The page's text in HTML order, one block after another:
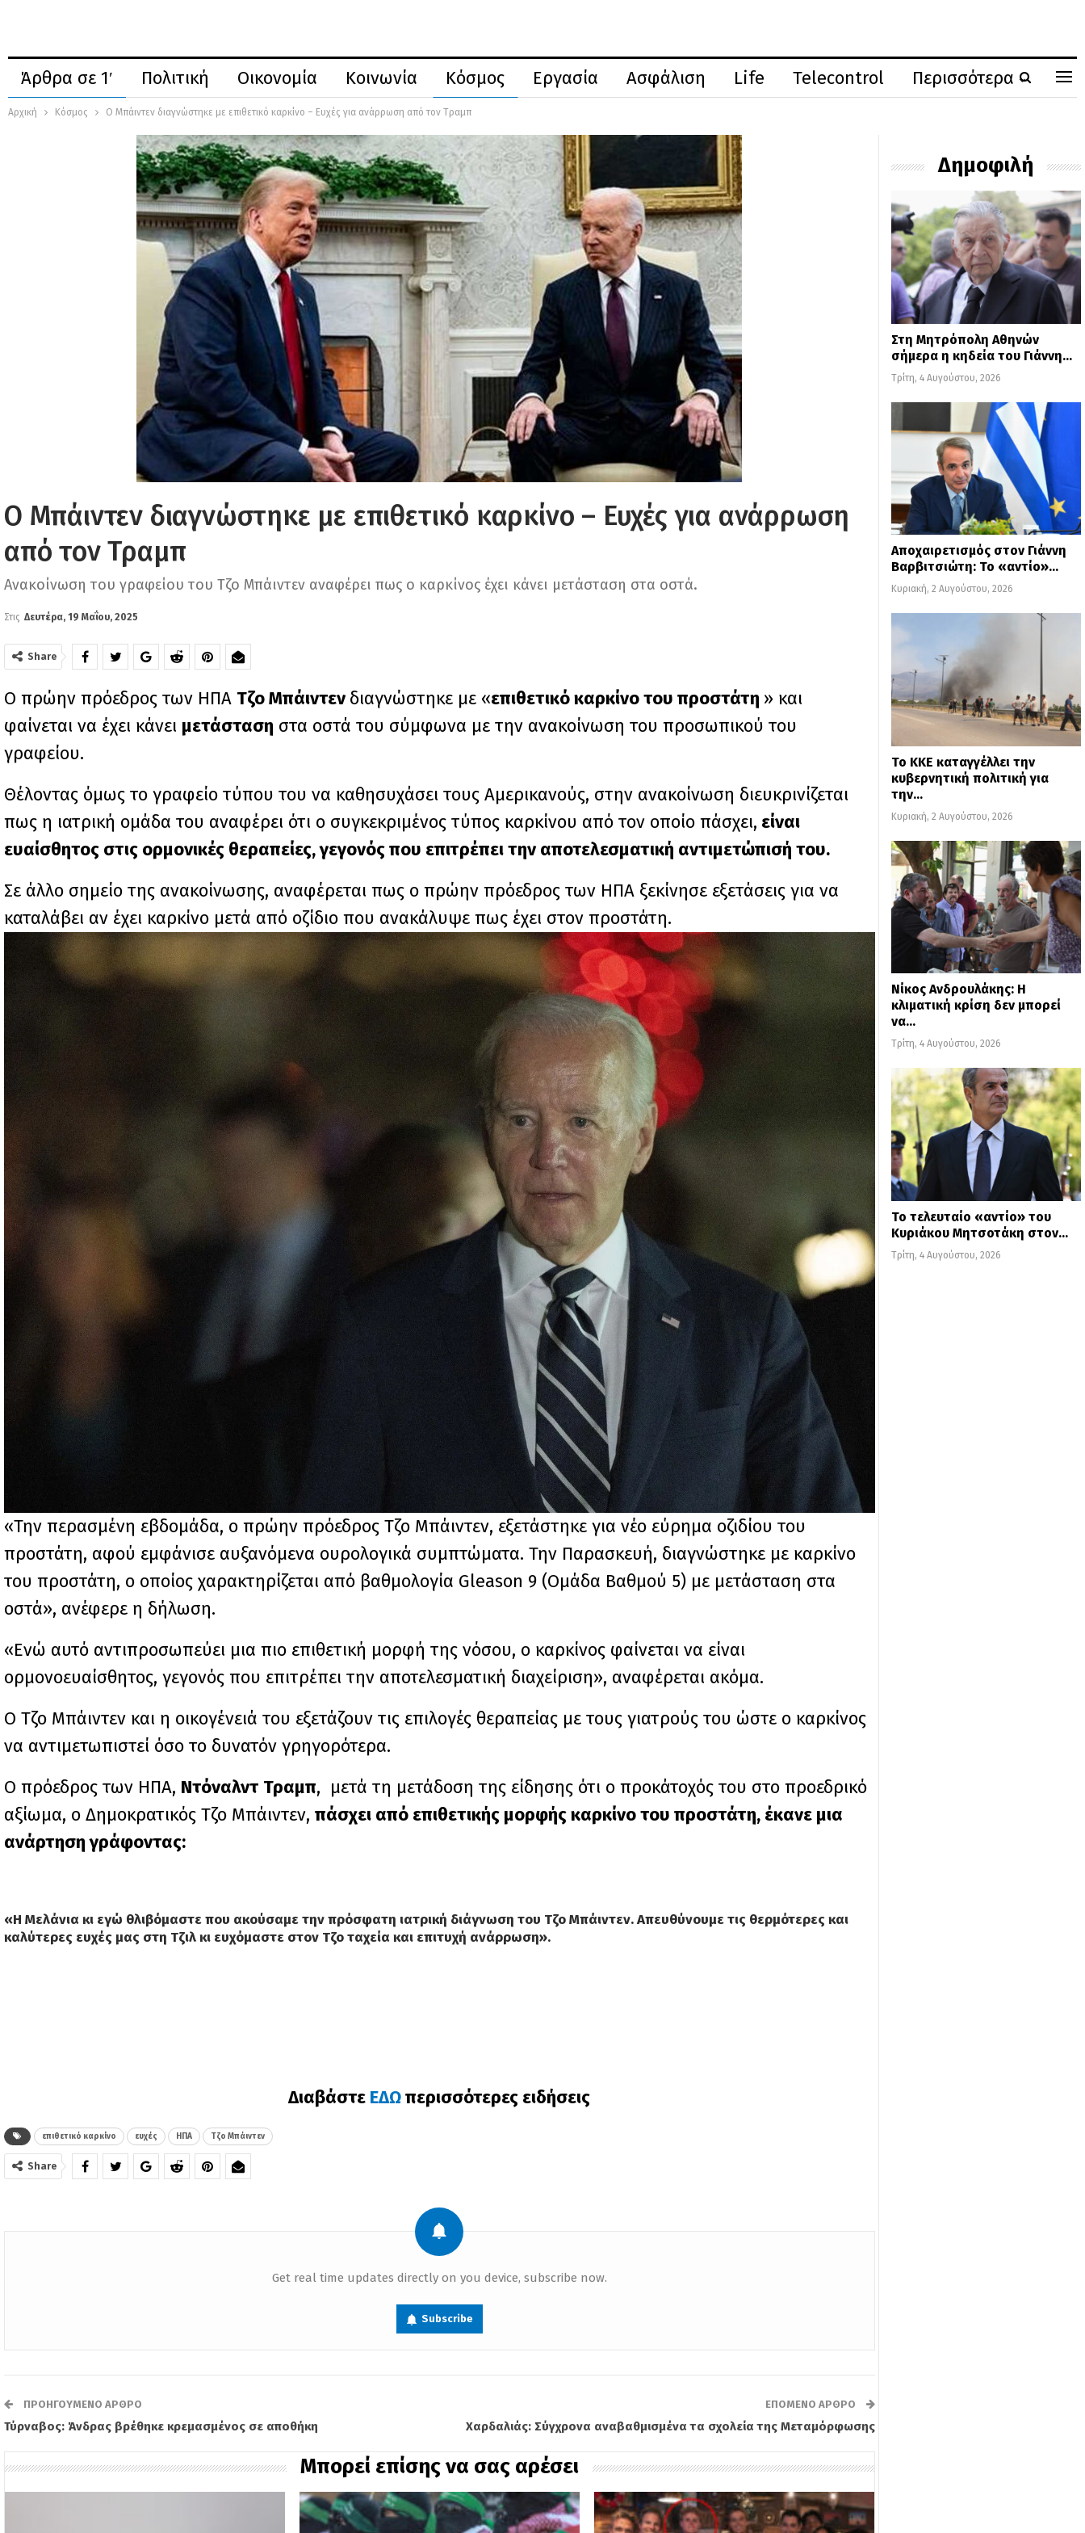
Άρθρα σε 1′ Πολιτική Οικονομία Κοινωνία Κόσμος Εργασία Ασφάλιση Life Telecontrol Περισσότερα
Αρχική Κόσμος Ο Μπάιντεν διαγνώστηκε με επιθετικό καρκίνο – Ευχές για ανάρρωση από τον Τραμπ
Ο Μπάιντεν διαγνώστηκε με επιθετικό καρκίνο – Ευχές για ανάρρωση
από τον Τραμπ
Ανακοίνωση του γραφείου του Τζο Μπάιντεν αναφέρει πως ο καρκίνος έχει κάνει μετάσταση στα οστά.
Στις Δευτέρα, 19 Μαΐου, 2025
Share
Ο πρώην πρόεδρος των ΗΠΑ Τζο Μπάιντεν διαγνώστηκε με «επιθετικό καρκίνο του προστάτη » και
φαίνεται να έχει κάνει μετάσταση στα οστά του σύμφωνα με την ανακοίνωση του προσωπικού του
γραφείου.
Θέλοντας όμως το γραφείο τύπου του να καθησυχάσει τους Αμερικανούς, στην ανακοίνωση διευκρινίζεται
πως η ιατρική ομάδα του αναφέρει ότι ο συγκεκριμένος τύπος καρκίνου από τον οποίο πάσχει, είναι
ευαίσθητος στις ορμονικές θεραπείες, γεγονός που επιτρέπει την αποτελεσματική αντιμετώπισή του.
Σε άλλο σημείο της ανακοίνωσης, αναφέρεται πως ο πρώην πρόεδρος των ΗΠΑ ξεκίνησε εξετάσεις για να
καταλάβει αν έχει καρκίνο μετά από οζίδιο που ανακάλυψε πως έχει στον προστάτη.
«Την περασμένη εβδομάδα, ο πρώην πρόεδρος Τζο Μπάιντεν, εξετάστηκε για νέο εύρημα οζιδίου του
προστάτη, αφού εμφάνισε αυξανόμενα ουρολογικά συμπτώματα. Την Παρασκευή, διαγνώστηκε με καρκίνο
του προστάτη, ο οποίος χαρακτηρίζεται από βαθμολογία Gleason 9 (Ομάδα Βαθμού 5) με μετάσταση στα
οστά», ανέφερε η δήλωση.
«Ενώ αυτό αντιπροσωπεύει μια πιο επιθετική μορφή της νόσου, ο καρκίνος φαίνεται να είναι
ορμονοευαίσθητος, γεγονός που επιτρέπει την αποτελεσματική διαχείριση», αναφέρεται ακόμα.
Ο Τζο Μπάιντεν και η οικογένειά του εξετάζουν τις επιλογές θεραπείας με τους γιατρούς του ώστε ο καρκίνος
να αντιμετωπιστεί όσο το δυνατόν γρηγορότερα.
Ο πρόεδρος των ΗΠΑ, Ντόναλντ Τραμπ, μετά τη μετάδοση της είδησης ότι ο προκάτοχός του στο προεδρικό
αξίωμα, ο Δημοκρατικός Τζο Μπάιντεν, πάσχει από επιθετικής μορφής καρκίνο του προστάτη, έκανε μια
ανάρτηση γράφοντας:
«Η Μελάνια κι εγώ θλιβόμαστε που ακούσαμε την πρόσφατη ιατρική διάγνωση του Τζο Μπάιντεν. Απευθύνουμε τις θερμότερες και
καλύτερες ευχές μας στη Τζιλ κι ευχόμαστε στον Τζο ταχεία και επιτυχή ανάρρωση».
Διαβάστε ΕΔΩπερισσότερες ειδήσεις
επιθετικό καρκίνο ευχές ΗΠΑ Τζο Μπάιντεν
Share
Get real time updates directly on you device, subscribe now.
Subscribe
ΠΡΟΗΓΟΎΜΕΝΟ ΆΡΘΡΟ
Τύρναβος: Άνδρας βρέθηκε κρεμασμένος σε αποθήκη
ΕΠΌΜΕΝΟ ΆΡΘΡΟ
Χαρδαλιάς: Σύγχρονα αναβαθμισμένα τα σχολεία της Μεταμόρφωσης
Μπορεί επίσης να σας αρέσει
Δημοφιλή
Στη Μητρόπολη Αθηνών
σήμερα η κηδεία του Γιάννη…
Τρίτη, 4 Αυγούστου, 2026
Αποχαιρετισμός στον Γιάννη
Βαρβιτσιώτη: Το «αντίο»…
Κυριακή, 2 Αυγούστου, 2026
Το ΚΚΕ καταγγέλλει την
κυβερνητική πολιτική για
την…
Κυριακή, 2 Αυγούστου, 2026
Νίκος Ανδρουλάκης: Η
κλιματική κρίση δεν μπορεί
να…
Τρίτη, 4 Αυγούστου, 2026
Το τελευταίο «αντίο» του
Κυριάκου Μητσοτάκη στον…
Τρίτη, 4 Αυγούστου, 2026